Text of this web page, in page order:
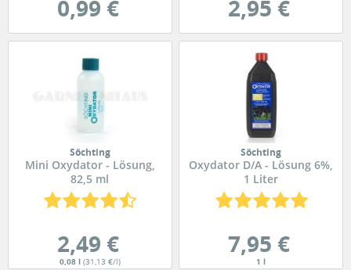
0,99 € 2,95 €
Söchting
Mini Oxydator - Lösung,
82,5 ml
2,49 €
0,08 l (31,13 €/l)
Söchting
Oxydator D/A - Lösung 6%,
1 Liter
7,95 €
1 l